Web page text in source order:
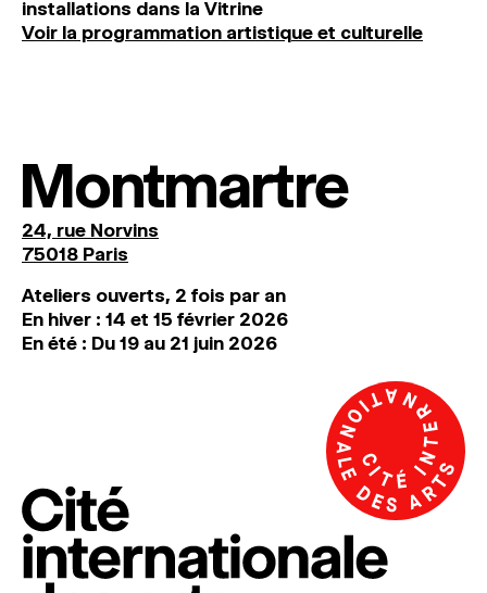
installations dans la Vitrine
Voir la programmation artistique et culturelle
Montmartre
24, rue Norvins
75018 Paris
Ateliers ouverts, 2 fois par an
En hiver : 14 et 15 février 2026
En été : Du 19 au 21 juin 2026